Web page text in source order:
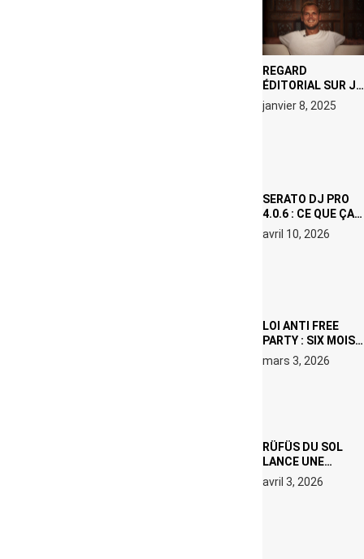
REGARD
ÉDITORIAL SUR JE
M’APPELLE TIM
(NETFLIX) : AVICII,
janvier 8, 2025
SERATO DJ PRO
4.0.6 : CE QUE ÇA
CHANGE, MÊME SI
VOUS N’ÊTES NI
avril 10, 2026
LOI ANTI FREE
PARTY : SIX MOIS
DE PRISON ET 5
000 € D’AMENDE
mars 3, 2026
RÜFÜS DU SOL
LANCE UNE
RÉSIDENCE DJ
SET DE QUATRE
avril 3, 2026